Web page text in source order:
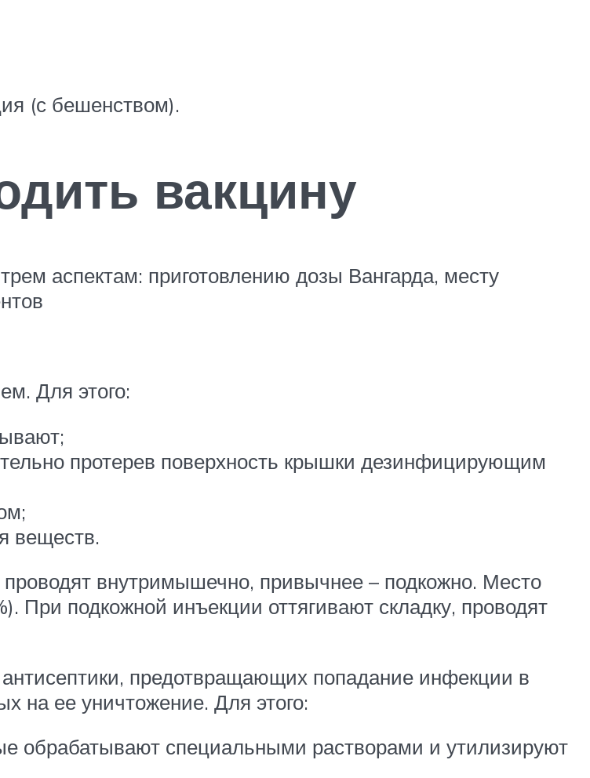
(с бешенством).
вакцину
аспектам: приготовлению дозы Вангарда, месту
Для этого:
протерев поверхность крышки дезинфицирующим
веществ.
внутримышечно, привычнее – подкожно. Место
При подкожной инъекции оттягивают складку, проводят
предотвращающих попадание инфекции в
на ее уничтожение. Для этого:
обрабатывают специальными растворами и утилизируют